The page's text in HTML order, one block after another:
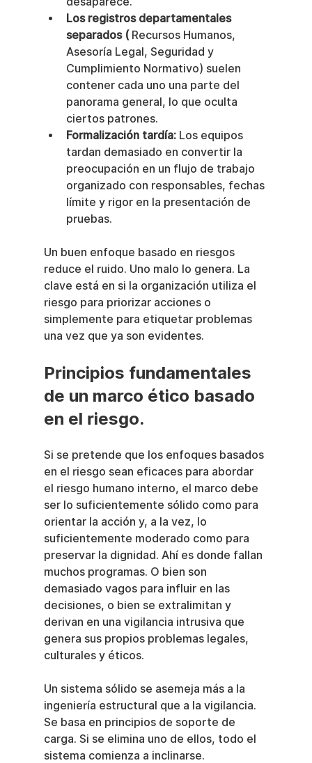
Los registros departamentales
separados ( Recursos Humanos,
Asesoría Legal, Seguridad y
Cumplimiento Normativo) suelen
contener cada uno una parte del
panorama general, lo que oculta
ciertos patrones.
Formalización tardía: Los equipos
tardan demasiado en convertir la
preocupación en un flujo de trabajo
organizado con responsables, fechas
límite y rigor en la presentación de
pruebas.
Un buen enfoque basado en riesgos
reduce el ruido. Uno malo lo genera. La
clave está en si la organización utiliza el
riesgo para priorizar acciones o
simplemente para etiquetar problemas
una vez que ya son evidentes.
Principios fundamentales
de un marco ético basado
en el riesgo.
Si se pretende que los enfoques basados
en el riesgo sean eficaces para abordar
el riesgo humano interno, el marco debe
ser lo suficientemente sólido como para
orientar la acción y, a la vez, lo
suficientemente moderado como para
preservar la dignidad. Ahí es donde fallan
muchos programas. O bien son
demasiado vagos para influir en las
decisiones, o bien se extralimitan y
derivan en una vigilancia intrusiva que
genera sus propios problemas legales,
culturales y éticos.
Un sistema sólido se asemeja más a la
ingeniería estructural que a la vigilancia.
Se basa en principios de soporte de
carga. Si se elimina uno de ellos, todo el
sistema comienza a inclinarse.